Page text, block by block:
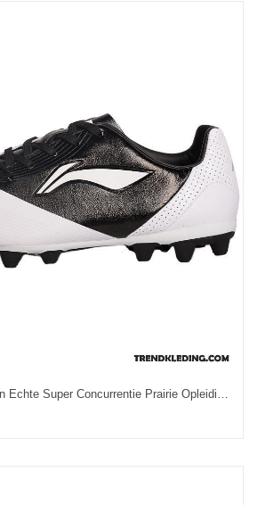
Voetbalschoenen Heren Echte Super Concurrentie Prairie Opleiding Zwart